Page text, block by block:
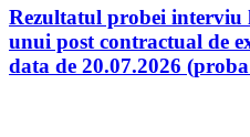
Rezultatul probei interviu
unui post contractual de
data de 20.07.2026